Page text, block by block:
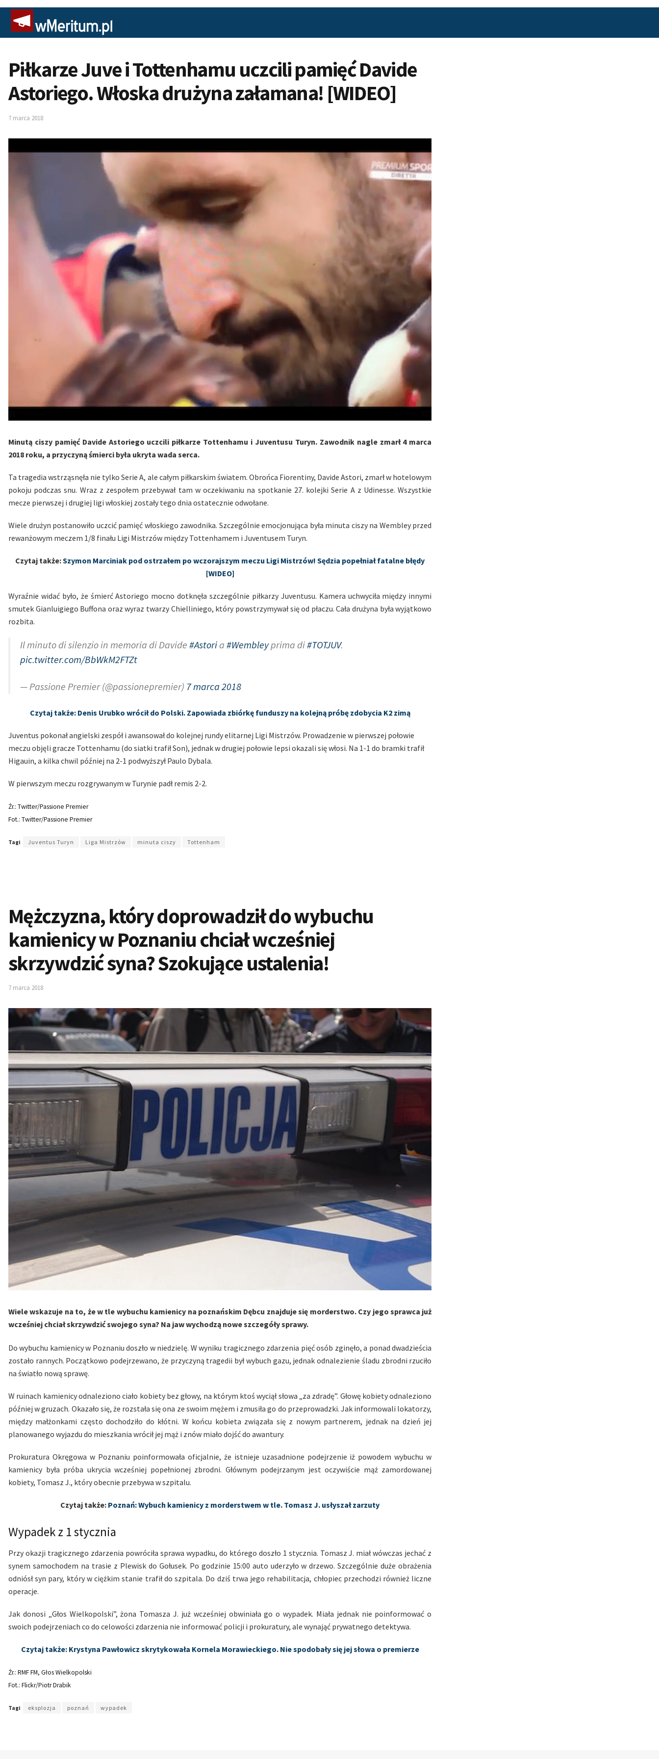
Piłkarze Juve i Tottenhamu uczcili pamięć Davide
Astoriego. Włoska drużyna załamana! [WIDEO]
7 marca 2018
Minutą ciszy pamięć Davide Astoriego uczcili piłkarze Tottenhamu i Juventusu Turyn. Zawodnik nagle zmarł 4 marca
2018 roku, a przyczyną śmierci była ukryta wada serca.
Ta tragedia wstrząsnęła nie tylko Serie A, ale całym piłkarskim światem. Obrońca Fiorentiny, Davide Astori, zmarł w hotelowym
pokoju podczas snu. Wraz z zespołem przebywał tam w oczekiwaniu na spotkanie 27. kolejki Serie A z Udinesse. Wszystkie
mecze pierwszej i drugiej ligi włoskiej zostały tego dnia ostatecznie odwołane.
Wiele drużyn postanowiło uczcić pamięć włoskiego zawodnika. Szczególnie emocjonująca była minuta ciszy na Wembley przed
rewanżowym meczem 1/8 finału Ligi Mistrzów między Tottenhamem i Juventusem Turyn.
Czytaj także:Szymon Marciniak pod ostrzałem po wczorajszym meczu Ligi Mistrzów! Sędzia popełniał fatalne błędy
[WIDEO]
Wyraźnie widać było, że śmierć Astoriego mocno dotknęła szczególnie piłkarzy Juventusu. Kamera uchwyciła między innymi
smutek Gianluigiego Buffona oraz wyraz twarzy Chielliniego, który powstrzymywał się od płaczu. Cała drużyna była wyjątkowo
rozbita.
Il minuto di silenzio in memoria di Davide #Astoria #Wembleyprima di#TOTJUV.
pic.twitter.com/BbWkM2FTZt
— Passione Premier (@passionepremier) 7 marca 2018
Czytaj także: Denis Urubko wrócił do Polski. Zapowiada zbiórkę funduszy na kolejną próbę zdobycia K2 zimą
Juventus pokonał angielski zespół i awansował do kolejnej rundy elitarnej Ligi Mistrzów. Prowadzenie w pierwszej połowie
meczu objęli gracze Tottenhamu (do siatki trafił Son), jednak w drugiej połowie lepsi okazali się włosi. Na 1-1 do bramki trafił
Higauin, a kilka chwil później na 2-1 podwyższył Paulo Dybala.
W pierwszym meczu rozgrywanym w Turynie padł remis 2-2.
Źr.: Twitter/Passione Premier
Fot.: Twitter/Passione Premier
Tagi Juventus Turyn Liga Mistrzów minuta ciszy Tottenham
Mężczyzna, który doprowadził do wybuchu
kamienicy w Poznaniu chciał wcześniej
skrzywdzić syna? Szokujące ustalenia!
7 marca 2018
Wiele wskazuje na to, że w tle wybuchu kamienicy na poznańskim Dębcu znajduje się morderstwo. Czy jego sprawca już
wcześniej chciał skrzywdzić swojego syna? Na jaw wychodzą nowe szczegóły sprawy.
Do wybuchu kamienicy w Poznaniu doszło w niedzielę. W wyniku tragicznego zdarzenia pięć osób zginęło, a ponad dwadzieścia
zostało rannych. Początkowo podejrzewano, że przyczyną tragedii był wybuch gazu, jednak odnalezienie śladu zbrodni rzuciło
na światło nową sprawę.
W ruinach kamienicy odnaleziono ciało kobiety bez głowy, na którym ktoś wyciął słowa „za zdradę”. Głowę kobiety odnaleziono
później w gruzach. Okazało się, że rozstała się ona ze swoim mężem i zmusiła go do przeprowadzki. Jak informowali lokatorzy,
między małżonkami często dochodziło do kłótni. W końcu kobieta związała się z nowym partnerem, jednak na dzień jej
planowanego wyjazdu do mieszkania wrócił jej mąż i znów miało dojść do awantury.
Prokuratura Okręgowa w Poznaniu poinformowała oficjalnie, że istnieje uzasadnione podejrzenie iż powodem wybuchu w
kamienicy była próba ukrycia wcześniej popełnionej zbrodni. Głównym podejrzanym jest oczywiście mąż zamordowanej
kobiety, Tomasz J., który obecnie przebywa w szpitalu.
Czytaj także: Poznań: Wybuch kamienicy z morderstwem w tle. Tomasz J. usłyszał zarzuty
Wypadek z 1 stycznia
Przy okazji tragicznego zdarzenia powróciła sprawa wypadku, do którego doszło 1 stycznia. Tomasz J. miał wówczas jechać z
synem samochodem na trasie z Plewisk do Gołusek. Po godzinie 15:00 auto uderzyło w drzewo. Szczególnie duże obrażenia
odniósł syn pary, który w ciężkim stanie trafił do szpitala. Do dziś trwa jego rehabilitacja, chłopiec przechodzi również liczne
operacje.
Jak donosi „Głos Wielkopolski”, żona Tomasza J. już wcześniej obwiniała go o wypadek. Miała jednak nie poinformować o
swoich podejrzeniach co do celowości zdarzenia nie informować policji i prokuratury, ale wynająć prywatnego detektywa.
Czytaj także: Krystyna Pawłowicz skrytykowała Kornela Morawieckiego. Nie spodobały się jej słowa o premierze
Źr.: RMF FM, Głos Wielkopolski
Fot.: Flickr/Piotr Drabik
Tagi eksplozja poznań wypadek